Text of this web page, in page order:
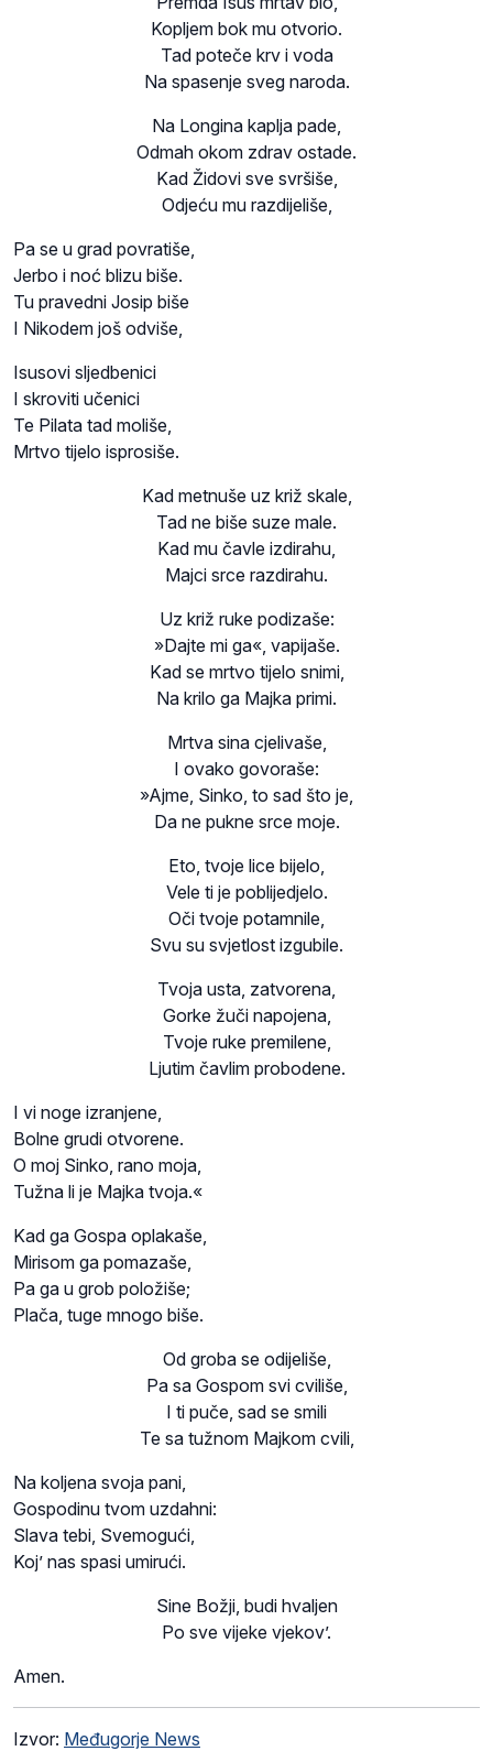
Kopljem bok mu otvorio.
Tad poteče krv i voda
Na spasenje sveg naroda.
Na Longina kaplja pade,
Odmah okom zdrav ostade.
Kad Židovi sve svršiše,
Odjeću mu razdijeliše,
Pa se u grad povratiše,
Jerbo i noć blizu biše.
Tu pravedni Josip biše
I Nikodem još odviše,
Isusovi sljedbenici
I skroviti učenici
Te Pilata tad moliše,
Mrtvo tijelo isprosiše.
Kad metnuše uz križ skale,
Tad ne biše suze male.
Kad mu čavle izdirahu,
Majci srce razdirahu.
Uz križ ruke podizaše:
»Dajte mi ga«, vapijaše.
Kad se mrtvo tijelo snimi,
Na krilo ga Majka primi.
Mrtva sina cjelivaše,
I ovako govoraše:
»Ajme, Sinko, to sad što je,
Da ne pukne srce moje.
Eto, tvoje lice bijelo,
Vele ti je poblijedjelo.
Oči tvoje potamnile,
Svu su svjetlost izgubile.
Tvoja usta, zatvorena,
Gorke žuči napojena,
Tvoje ruke premilene,
Ljutim čavlim probodene.
I vi noge izranjene,
Bolne grudi otvorene.
O moj Sinko, rano moja,
Tužna li je Majka tvoja.«
Kad ga Gospa oplakaše,
Mirisom ga pomazaše,
Pa ga u grob položiše;
Plača, tuge mnogo biše.
Od groba se odijeliše,
Pa sa Gospom svi cviliše,
I ti puče, sad se smili
Te sa tužnom Majkom cvili,
Na koljena svoja pani,
Gospodinu tvom uzdahni:
Slava tebi, Svemogući,
Koj’ nas spasi umirući.
Sine Božji, budi hvaljen
Po sve vijeke vjekov’.
Amen.
Izvor: Međugorje News